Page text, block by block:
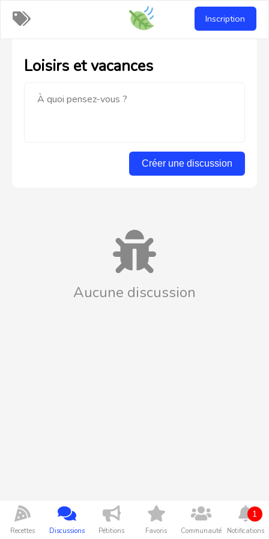
Recettes-
vegan
Recettes Discussions Pétitions Favoris Communauté Notifications
1
Inscription
Loisirs et vacances
Créer une discussion
Aucune discussion